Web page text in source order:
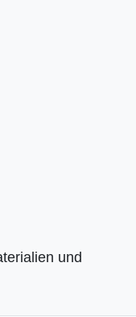
und